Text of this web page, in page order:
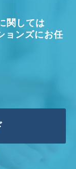
関しては
ョンズにお任